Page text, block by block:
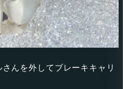
んを外してブレーキキャリ